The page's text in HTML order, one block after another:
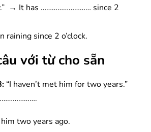
→ It has ……………………… since 2
raining since 2 o’clock.
với từ cho sẵn
“I haven’t met him for two years.”
two years ago.